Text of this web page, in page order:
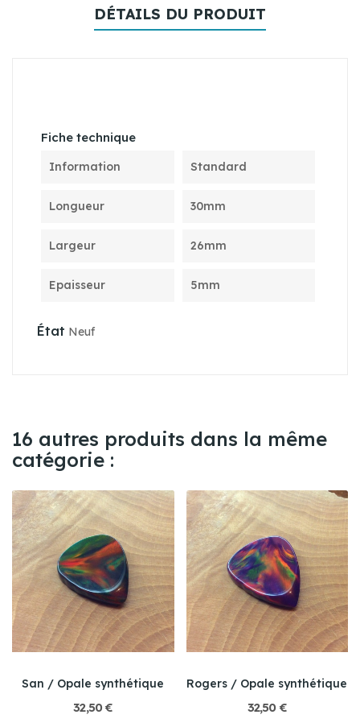
DÉTAILS DU PRODUIT
Fiche technique
Information Standard
Longueur 30mm
Largeur 26mm
Epaisseur 5mm
État Neuf
16 autres produits dans la même
catégorie :
San / Opale synthétique
32,50 €
Rogers / Opale synthétique
32,50 €